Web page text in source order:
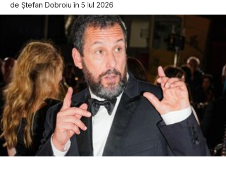
de Ştefan Dobroiu în 5 Iul 2026